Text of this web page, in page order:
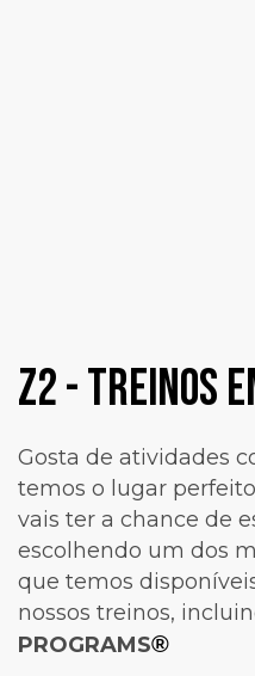
Z2 - Treinos
Gosta de atividades
temos o lugar
vais ter a chance de
escolhendo um dos
que temos
nossos treinos,
PROGRAMS®